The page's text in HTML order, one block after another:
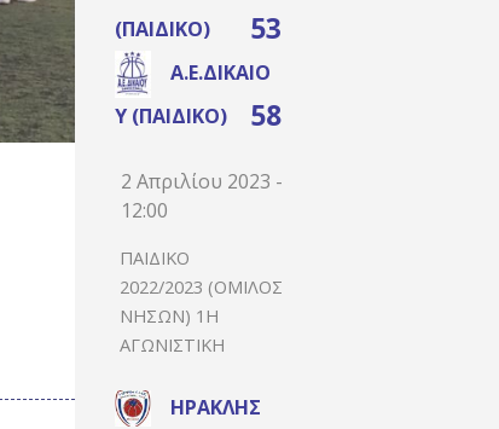
(ΠΑΙΔΙΚΌ)
53
Α.Ε.ΔΙΚΑΊΟ
Υ (ΠΑΙΔΙΚΌ)
58
2 Απριλίου 2023 -
12:00
ΠΑΙΔΙΚΌ
2022/2023 (ΌΜΙΛΟΣ
ΝΉΣΩΝ) 1Η
ΑΓΩΝΙΣΤΙΚΉ
ΗΡΑΚΛΉΣ